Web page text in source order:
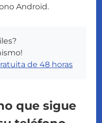
Android.
de 48 horas
que sigue